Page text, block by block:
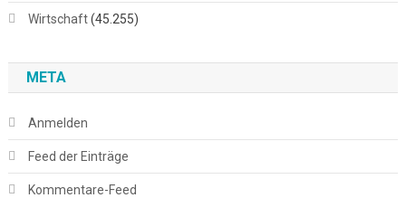
Wirtschaft(45.255)
META
Anmelden
Feed der Einträge
Kommentare-Feed